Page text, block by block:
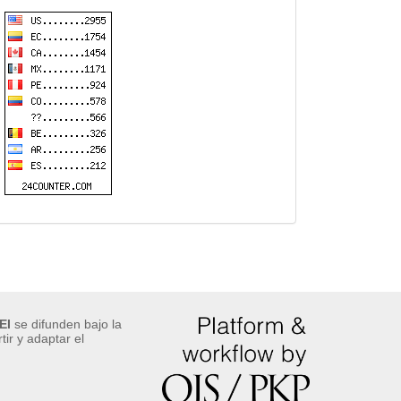
se difunden bajo la
y adaptar el